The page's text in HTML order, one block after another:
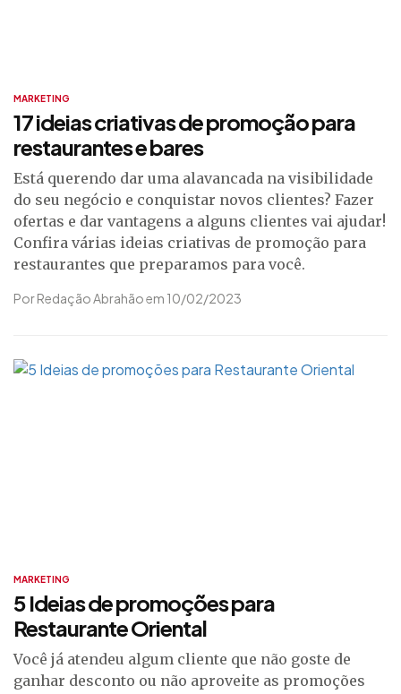
MARKETING
17 ideias criativas de promoção para
restaurantes e bares
Está querendo dar uma alavancada na visibilidade
do seu negócio e conquistar novos clientes? Fazer
ofertas e dar vantagens a alguns clientes vai ajudar!
Confira várias ideias criativas de promoção para
restaurantes que preparamos para você.
Por Redação Abrahão em 10/02/2023
MARKETING
5 Ideias de promoções para
Restaurante Oriental
Você já atendeu algum cliente que não goste de
ganhar desconto ou não aproveite as promoções